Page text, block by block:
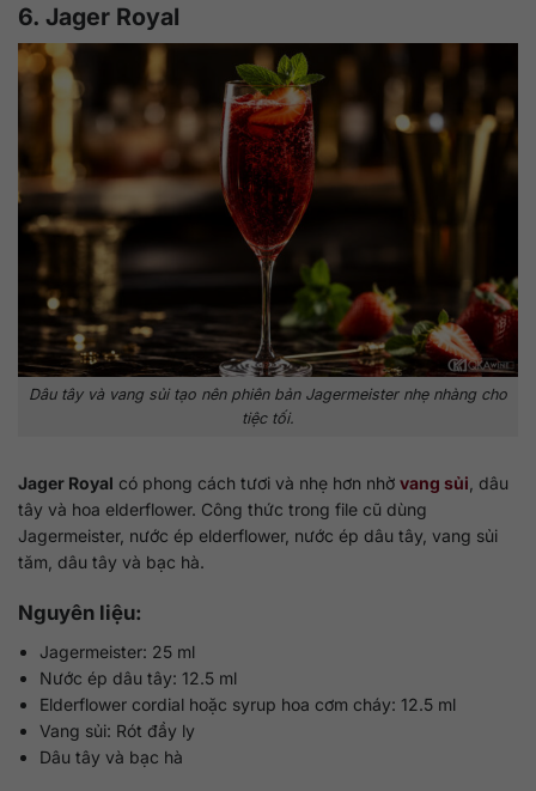
6. Jager Royal
Dâu tây và vang sủi tạo nên phiên bản Jagermeister nhẹ nhàng cho
tiệc tối.
Jager Royal có phong cách tươi và nhẹ hơn nhờ vang sủi , dâu
tây và hoa elderflower. Công thức trong file cũ dùng
Jagermeister, nước ép elderflower, nước ép dâu tây, vang sủi
tăm, dâu tây và bạc hà.
Nguyên liệu:
Jagermeister: 25 ml
Nước ép dâu tây: 12.5 ml
Elderflower cordial hoặc syrup hoa cơm cháy: 12.5 ml
Vang sủi: Rót đầy ly
Dâu tây và bạc hà